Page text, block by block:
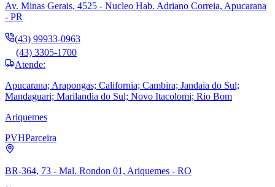
Av. Minas Gerais, 4525 - Nucleo Hab. Adriano Correia, Apucarana
- PR
(43) 99933-0963
(43) 3305-1700
Atende:
Apucarana; Arapongas; California; Cambira; Jandaia do Sul;
Mandaguari; Marilandia do Sul; Novo Itacolomi; Rio Bom
Ariquemes
PVHParceira
BR-364, 73 - Mal. Rondon 01, Ariquemes - RO